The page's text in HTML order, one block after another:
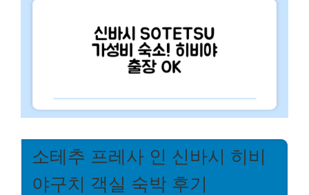
소테추 프레사 인 신바시 히비
야구치 객실 숙박 후기